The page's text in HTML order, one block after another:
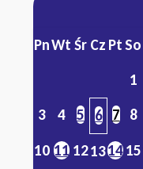
PnWt Śr Cz PtSo
1
3
4 5 6 7 8
10 11 12131415